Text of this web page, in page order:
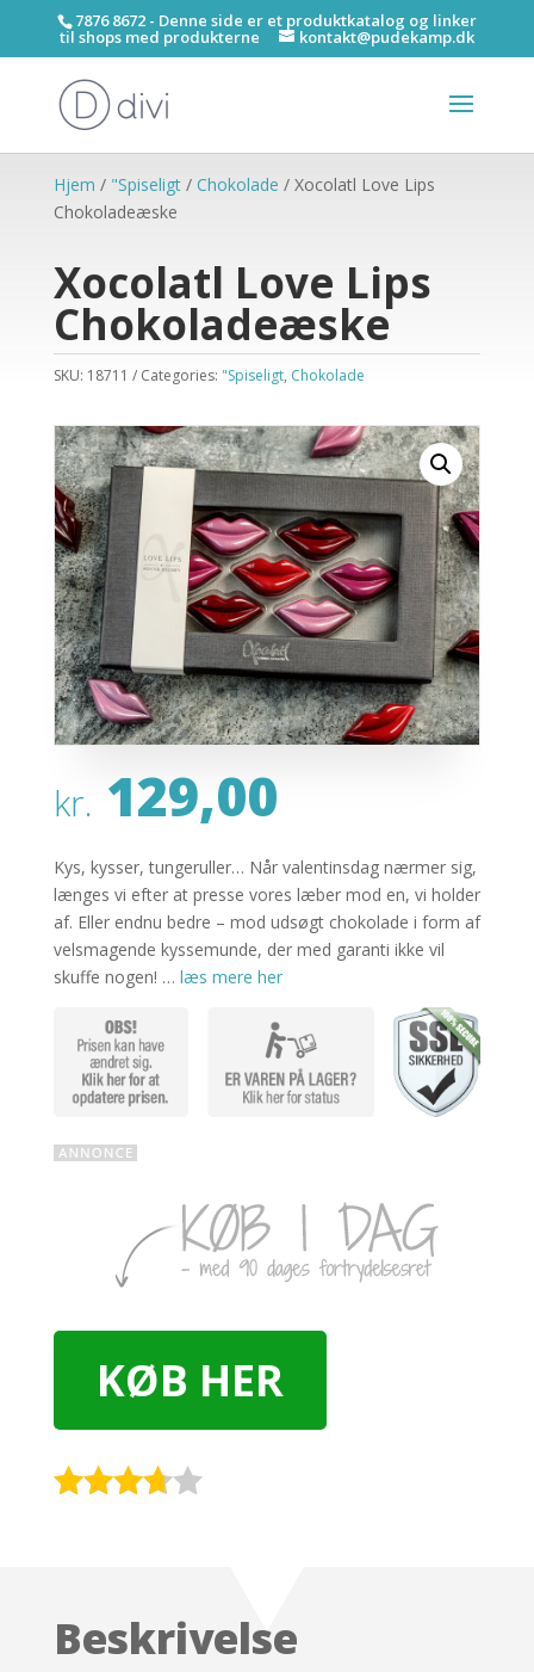
7876 8672 - Denne side er et produktkatalog og linker
til shops med produkterne kontakt@pudekamp.dk
Hjem / "Spiseligt/ Chokolade / Xocolatl Love Lips
Chokoladeæske
Xocolatl Love Lips
Chokoladeæske
SKU: 18711 Categories: "Spiseligt, Chokolade
kr. 129,00
Kys, kysser, tungeruller… Når valentinsdag nærmer sig,
længes vi efter at presse vores læber mod en, vi holder
af. Eller endnu bedre – mod udsøgt chokolade i form af
velsmagende kyssemunde, der med garanti ikke vil
skuffe nogen! … læs mere her
KØB HER
on
Beskrivelse